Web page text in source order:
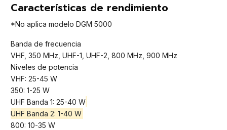
Características de rendimiento
*No aplica modelo DGM 5000
Banda de frecuencia
VHF, 350 MHz, UHF-1, UHF-2, 800 MHz, 900 MHz
Niveles de potencia
VHF: 25-45 W
350: 1-25 W
UHF Banda 1: 25-40 W
UHF Banda 2: 1-40 W
800: 10-35 W